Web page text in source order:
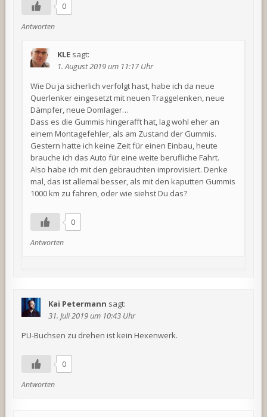
0
Antworten
KLE sagt:
1. August 2019 um 11:17 Uhr
Wie Du ja sicherlich verfolgt hast, habe ich da neue
Querlenker eingesetzt mit neuen Traggelenken, neue
Dämpfer, neue Domlager…
Dass es die Gummis hingerafft hat, lag wohl eher an
einem Montagefehler, als am Zustand der Gummis.
Gestern hatte ich keine Zeit für einen Einbau, heute
brauche ich das Auto für eine weite berufliche Fahrt.
Also habe ich mit den gebrauchten improvisiert. Denke
mal, das ist allemal besser, als mit den kaputten Gummis
1000 km zu fahren, oder wie siehst Du das?
0
Antworten
Kai Petermann sagt:
31. Juli 2019 um 10:43 Uhr
PU-Buchsen zu drehen ist kein Hexenwerk.
0
Antworten